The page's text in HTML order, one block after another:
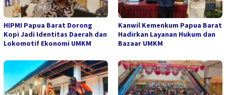
HIPMI Papua Barat Dorong
Kopi Jadi Identitas Daerah dan
Lokomotif Ekonomi UMKM
Kanwil Kemenkum Papua Barat
Hadirkan Layanan Hukum dan
Bazaar UMKM